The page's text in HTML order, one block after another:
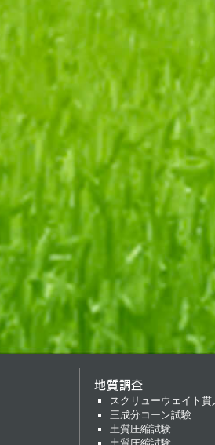
地質調査
スクリューウェイト貫
三成分コーン試験
土質圧縮試験